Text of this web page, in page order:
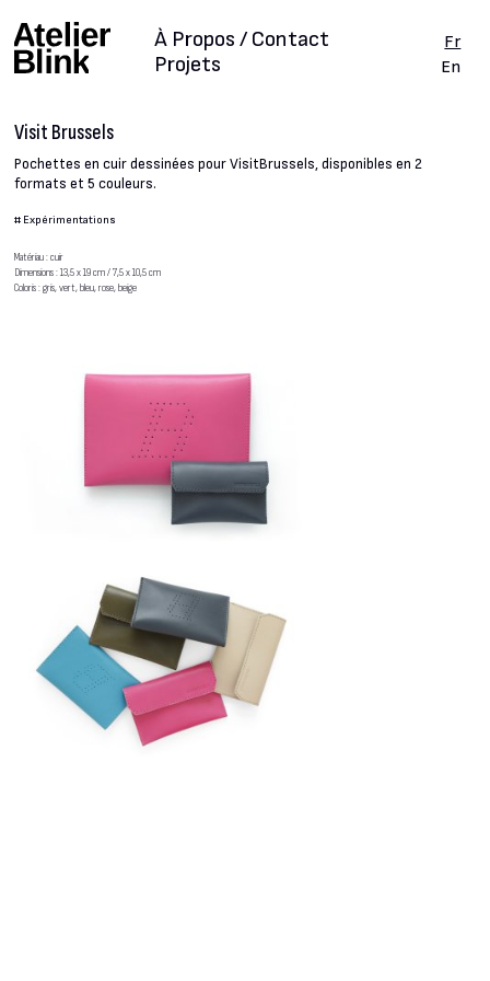
Projets
À Propos / Contact
Fr
En
Visit Brussels
Pochettes en cuir dessinées pour VisitBrussels, disponibles en 2
formats et 5 couleurs.
# Expérimentations
Matériau : cuir
Dimensions : 13,5 x 19 cm / 7,5 x 10,5 cm
Coloris : gris, vert, bleu, rose, beige